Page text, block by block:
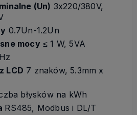
(Un) 3x220/380V,
0.7Un-1.2Un
mocy≤ 1 W, 5VA
LCD 7 znaków, 5.3mm x
błysków na kWh
RS485, Modbus i DL/T